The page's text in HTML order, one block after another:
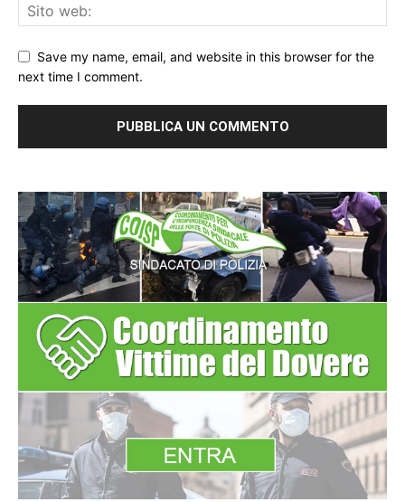
Save my name, email, and website in this browser for the
next time I comment.